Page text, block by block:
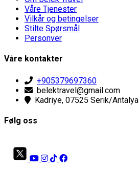
Våre Tjenester
Vilkår og betingelser
Stilte Spørsmål
Personver
Våre kontakter
+905379697360
belektravel@gmail.com
Kadriye, 07525 Serik/Antalya
Følg oss